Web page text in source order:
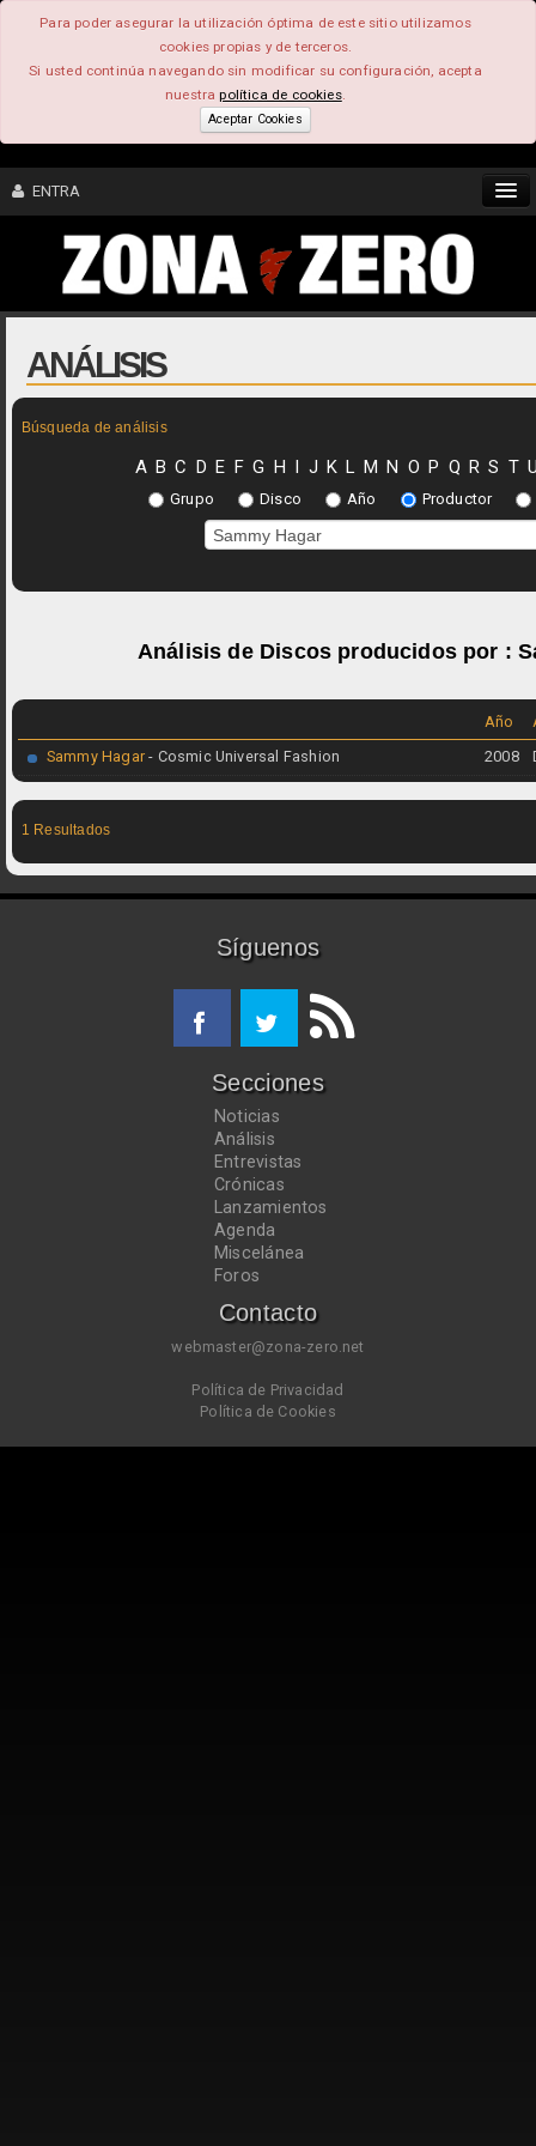
Para poder asegurar la utilización óptima de este sitio utilizamos
cookies propias y de terceros.
Si usted continúa navegando sin modificar su configuración, acepta
nuestrapolítica de cookies.
Aceptar Cookies
ENTRA
CONTENIDO
COMUNIDAD
FEEEDBACK
ANÁLISIS
Búsqueda de análisis
A B C D E F G H I J K L M N O P Q R S T
Grupo Disco Año Productor
Análisis de Discos producidos por :
Año
Sammy Hagar - Cosmic Universal Fashion 2008
1 Resultados
Síguenos
Secciones
Noticias
Análisis
Entrevistas
Crónicas
Lanzamientos
Agenda
Miscelánea
Foros
Contacto
webmaster@zona-zero.net
Política de Privacidad
Política de Cookies